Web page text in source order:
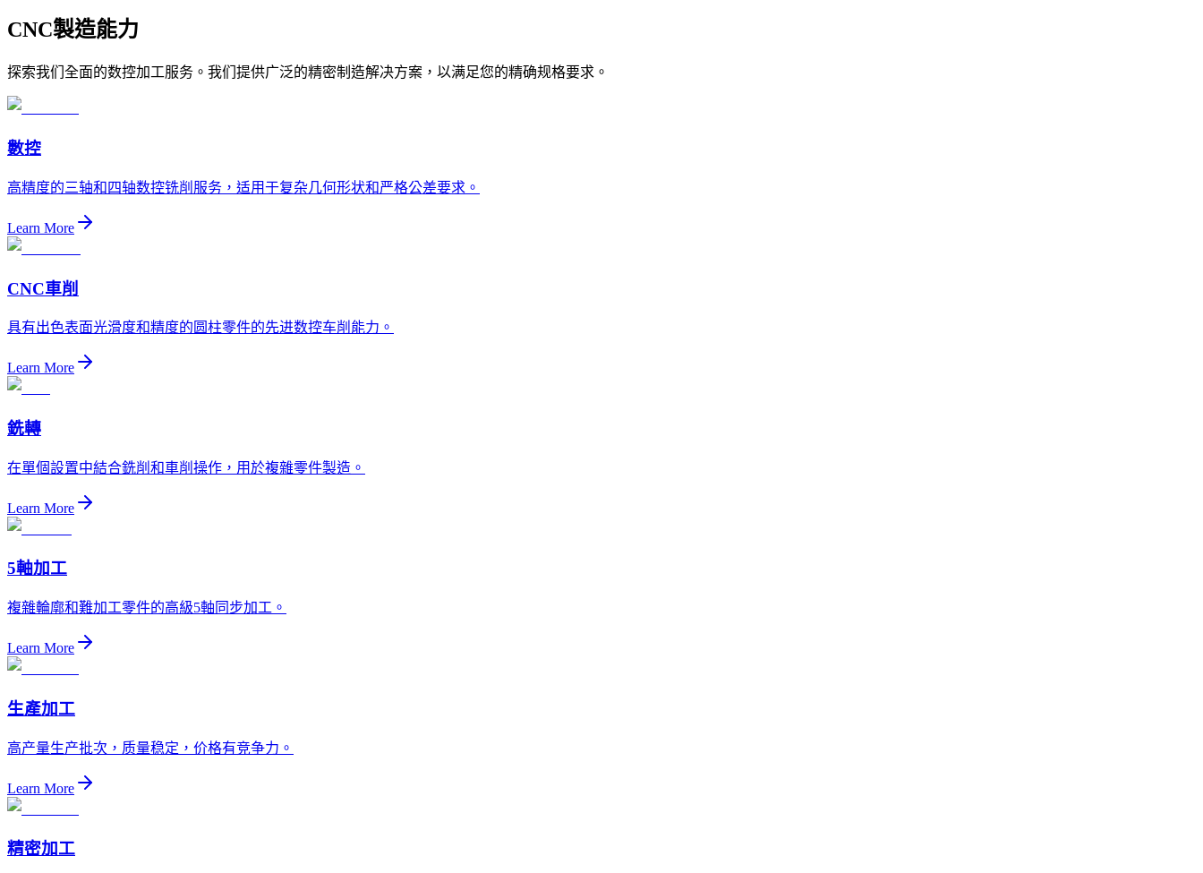
CNC製造能力
探索我们全面的数控加工服务。我们提供广泛的精密制造解决方案，以满足您的精确规格要求。
數控
高精度的三轴和四轴数控铣削服务，适用于复杂几何形状和严格公差要求。
Learn More
CNC車削
具有出色表面光滑度和精度的圆柱零件的先进数控车削能力。
Learn More
銑轉
在單個設置中結合銑削和車削操作，用於複雜零件製造。
Learn More
5軸加工
複雜輪廓和難加工零件的高級5軸同步加工。
Learn More
生產加工
高产量生产批次，质量稳定，价格有竞争力。
Learn More
精密加工